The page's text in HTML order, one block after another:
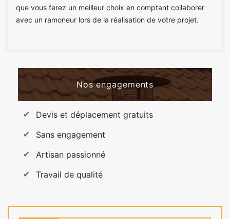
que vous ferez un meilleur choix en comptant collaborer
avec un ramoneur lors de la réalisation de votre projet.
Nos engagements
Devis et déplacement gratuits
Sans engagement
Artisan passionné
Travail de qualité